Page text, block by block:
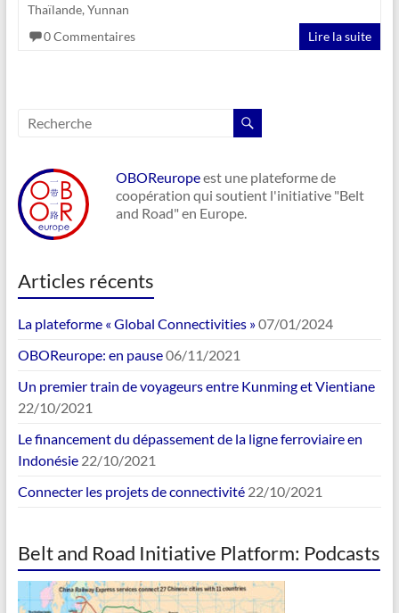
Thaïlande, Yunnan
0 Commentaires
Lire la suite
OBOReuropeest une plateforme de
coopération qui soutient l'initiative "Belt
and Road" en Europe.
Articles récents
La plateforme « Global Connectivities »07/01/2024
OBOReurope: en pause06/11/2021
Un premier train de voyageurs entre Kunming et Vientiane
22/10/2021
Le financement du dépassement de la ligne ferroviaire en
Indonésie 22/10/2021
Connecter les projets de connectivité 22/10/2021
Belt and Road Initiative Platform: Podcasts